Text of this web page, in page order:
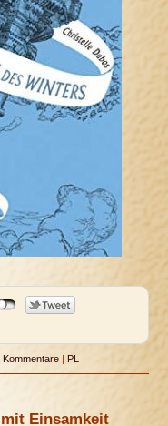
Kommentare PL
Einsamkeit